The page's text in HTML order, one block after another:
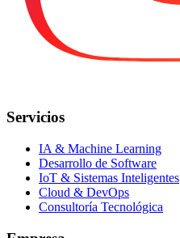
Servicios
IA & Machine Learning
Desarrollo de Software
IoT & Sistemas Inteligentes
Cloud & DevOps
Consultoría Tecnológica